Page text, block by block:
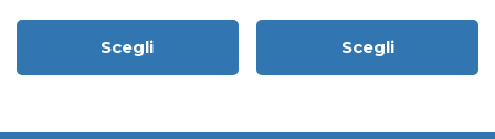
prodotto
prodotto
a
€ 1.120,00
Scegli
prodotto
a
€ 740,00Scegli
prodotto